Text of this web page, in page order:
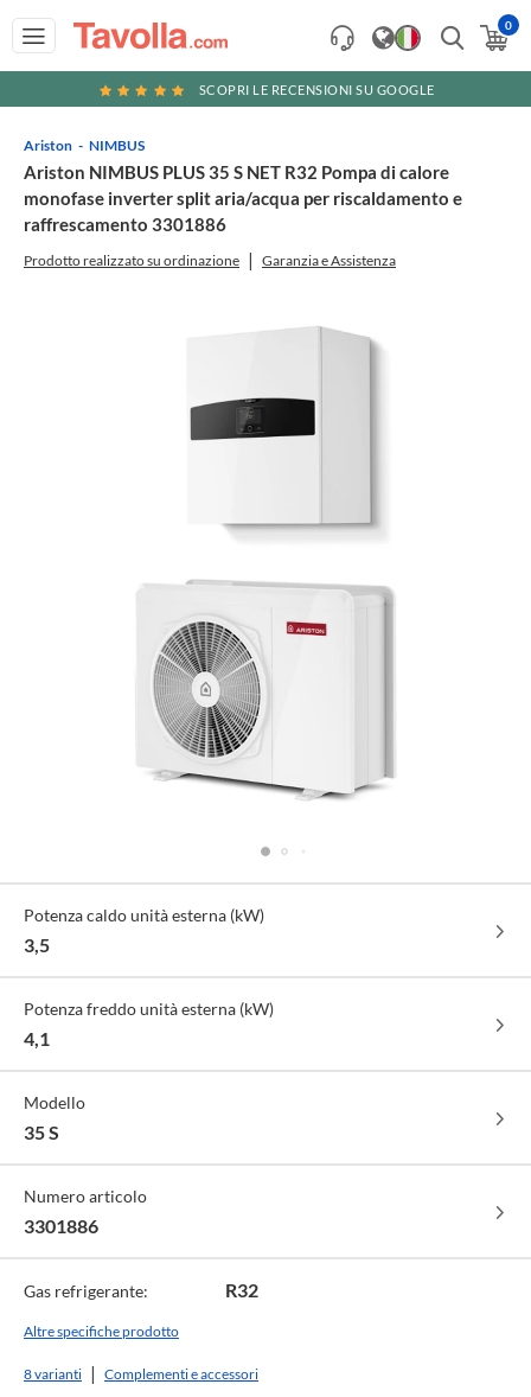
0
SCOPRI LE RECENSIONI SU GOOGLE
Ariston NIMBUS
Ariston NIMBUS PLUS 35 S NET R32 Pompa di calore
monofase inverter split aria/acqua per riscaldamento e
raffrescamento 3301886
Prodotto realizzato su ordinazione Garanzia e Assistenza
Specifiche
Tecniche
Potenza caldo unità esterna (kW)
3,5
Potenza freddo unità esterna (kW)
4,1
Modello
35 S
Numero articolo
3301886
Gas refrigerante: R32
Altre specifiche prodotto
8 varianti Complementi e accessori